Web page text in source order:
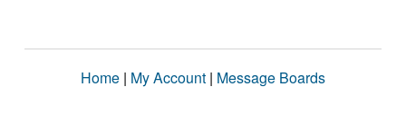
Home | My Account | Message Boards